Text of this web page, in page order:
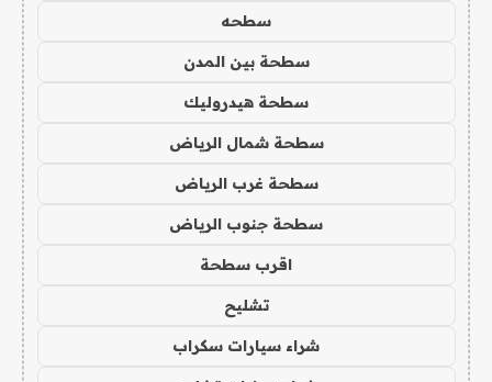
سطحه
سطحة بين المدن
سطحة هيدروليك
سطحة شمال الرياض
سطحة غرب الرياض
سطحة جنوب الرياض
اقرب سطحة
تشليح
شراء سيارات سكراب